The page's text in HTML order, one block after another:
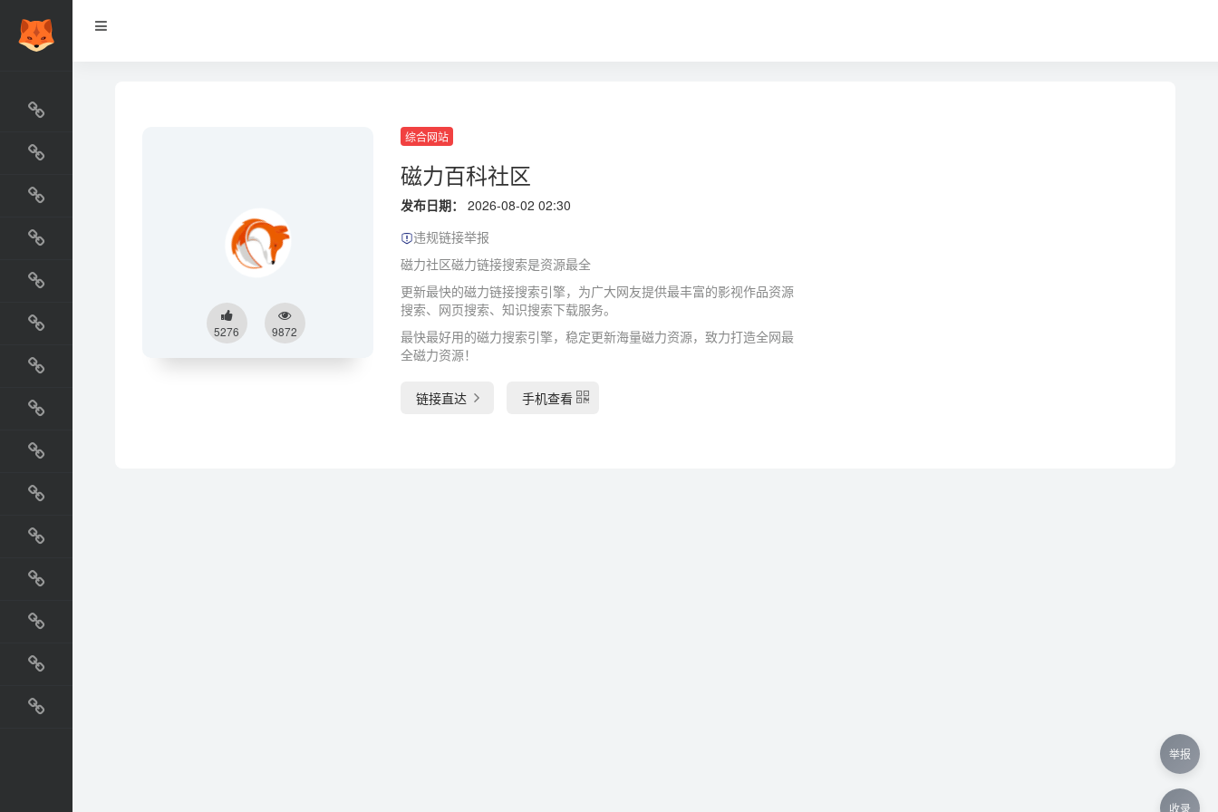
最新收录
网站资源榜
交流排行榜
金融排行榜
阅读排行榜
工具排行榜
设计排行榜
国外网站
生活
直播
动漫
电影
教程
纪录片
5276 9872
综合网站
磁力百科社区
发布日期：
2026-08-02 02:30
违规链接举报
磁力社区磁力链接搜索是资源最全
更新最快的磁力链接搜索引擎，为广大网友提供最丰富的影视作品资源
搜索、网页搜索、知识搜索下载服务。
最快最好用的磁力搜索引擎，稳定更新海量磁力资源，致力打造全网最
全磁力资源！
链接直达 手机查看
举报
收录